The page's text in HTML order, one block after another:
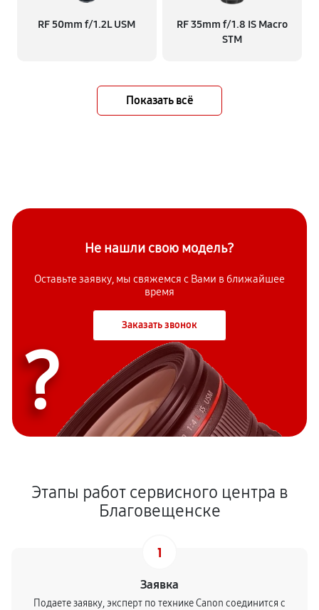
RF 50mm f/1.2L USM
RF 35mm f/1.8 IS Macro
STM
Показать всё
Не нашли свою модель?
Оставьте заявку, мы свяжемся с Вами в ближайшее
время
Заказать звонок
?
Этапы работ сервисного центра в
Благовещенске
1
Заявка
Подаете заявку, эксперт по технике Canon соединится с